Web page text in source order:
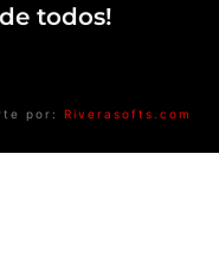
todos!
por: Riverasofts.com